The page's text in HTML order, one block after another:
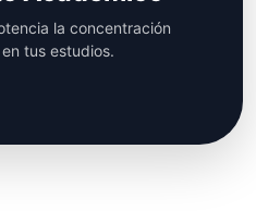
la concentración
tus estudios.